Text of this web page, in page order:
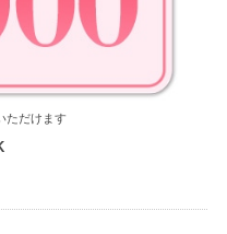
ただけます